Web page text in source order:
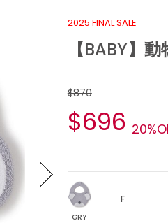
2025 FINAL SALE
【BABY】
$870
$696
GRY
F